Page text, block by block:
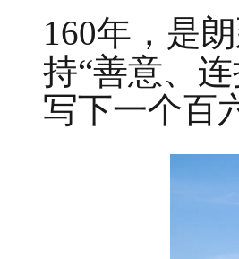
160年，是
持“善意、
写下一个百